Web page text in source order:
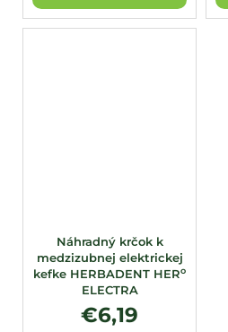
Náhradný krčok k
medzizubnej elektrickej
kefke HERBADENT HERo
ELECTRA
€6,19